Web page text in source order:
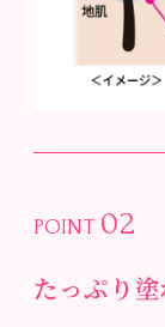
POINT 02
たっぷり